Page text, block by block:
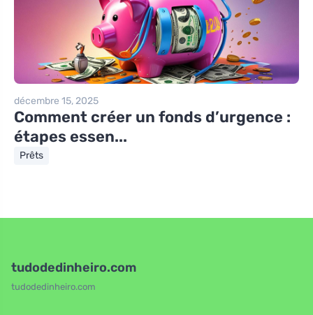
décembre 15, 2025
Comment créer un fonds d’urgence :
étapes essen...
Prêts
tudodedinheiro.com
tudodedinheiro.com